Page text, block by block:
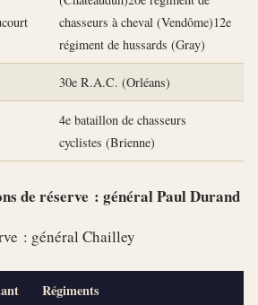
chasseurs à cheval (Vendôme)12e
régiment de hussards (Gray)
30e R.A.C. (Orléans)
4e bataillon de chasseurs
cyclistes (Brienne)
de réserve : général Paul Durand
: général Chailley
Régiments